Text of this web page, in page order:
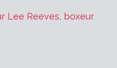
Lee Reeves, boxeur